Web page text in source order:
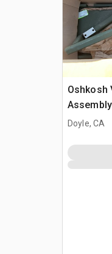
Oshkosh
Assembly
Doyle, CA